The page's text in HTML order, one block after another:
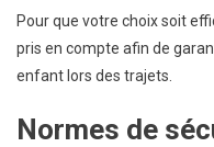
Pour que votre choix soit
pris en compte afin de
enfant lors des trajets.
Normes de